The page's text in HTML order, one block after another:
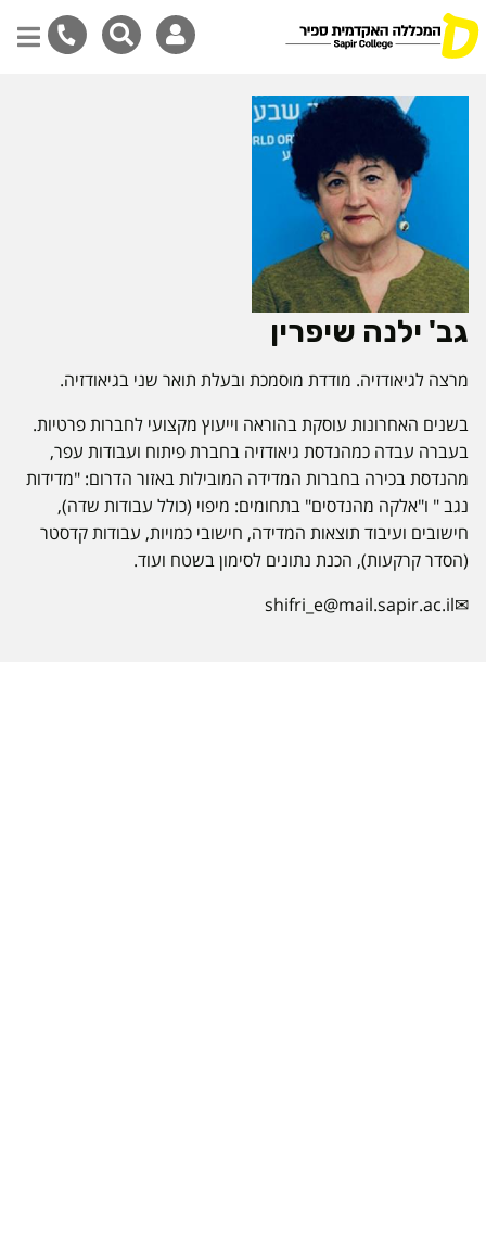
גב' ילנה שיפרין
מרצה לגיאודזיה. מודדת מוסמכת ובעלת תואר שני בגיאודזיה.
בשנים האחרונות עוסקת בהוראה וייעוץ מקצועי לחברות פרטיות.
בעברה עבדה כמהנדסת גיאודזיה בחברת פיתוח ועבודות עפר,
מהנדסת בכירה בחברות המדידה המובילות באזור הדרום: "מדידות
נגב " ו"אלקה מהנדסים" בתחומים: מיפוי (כולל עבודות שדה),
חישובים ועיבוד תוצאות המדידה, חישובי כמויות, עבודות קדסטר
(הסדר קרקעות), הכנת נתונים לסימון בשטח ועוד.
shifri_e@mail.sapir.ac.il